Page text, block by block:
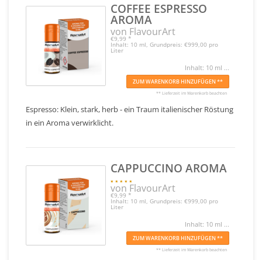
COFFEE ESPRESSO
AROMA
von FlavourArt
€9,99 *
Inhalt: 10 ml, Grundpreis: €999,00 pro
Liter
Inhalt: 10 ml ...
ZUM WARENKORB HINZUFÜGEN **
** Lieferzeit im Warenkorb beachten
Espresso: Klein, stark, herb - ein Traum italienischer Röstung
in ein Aroma verwirklicht.
CAPPUCCINO AROMA
von FlavourArt
€9,99 *
Inhalt: 10 ml, Grundpreis: €999,00 pro
Liter
Inhalt: 10 ml ...
ZUM WARENKORB HINZUFÜGEN **
** Lieferzeit im Warenkorb beachten